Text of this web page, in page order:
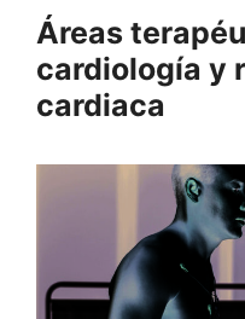
Áreas
cardiología y
cardiaca